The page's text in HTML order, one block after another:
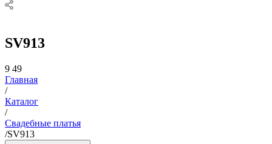
SV913
9 49
Главная
/
Каталог
/
Свадебные платья
/SV913